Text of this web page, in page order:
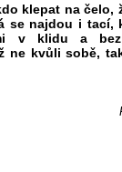
klepat na čelo,
se najdou i tací,
v klidu a
ne kvůli sobě,